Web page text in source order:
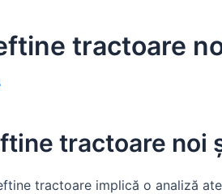
tractoare
tractoare
tractoare implică o analiză